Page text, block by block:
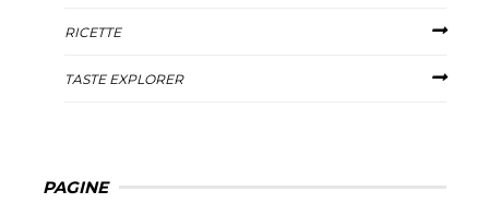
RICETTE
TASTE EXPLORER
PAGINE